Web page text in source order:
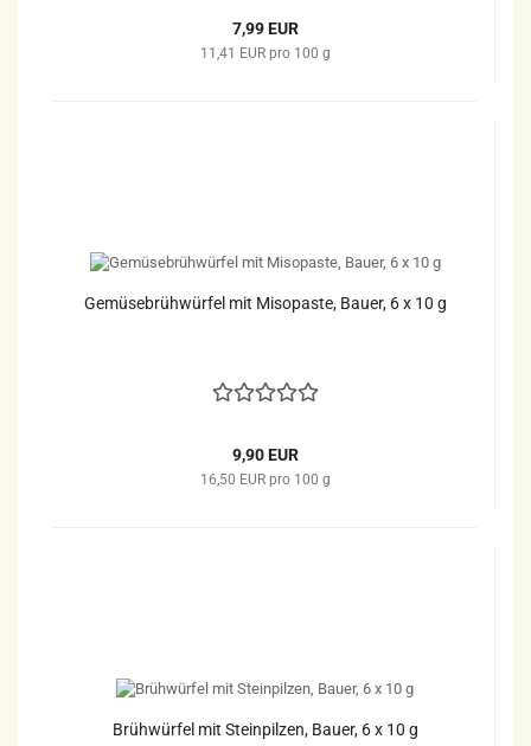
7,99 EUR
11,41 EUR pro 100 g
Gemüsebrühwürfel mit Misopaste, Bauer, 6 x 10 g
9,90 EUR
16,50 EUR pro 100 g
Brühwürfel mit Steinpilzen, Bauer, 6 x 10 g